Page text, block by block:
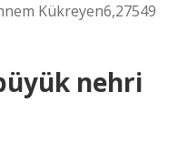
Kükreyen6,27549
nehri